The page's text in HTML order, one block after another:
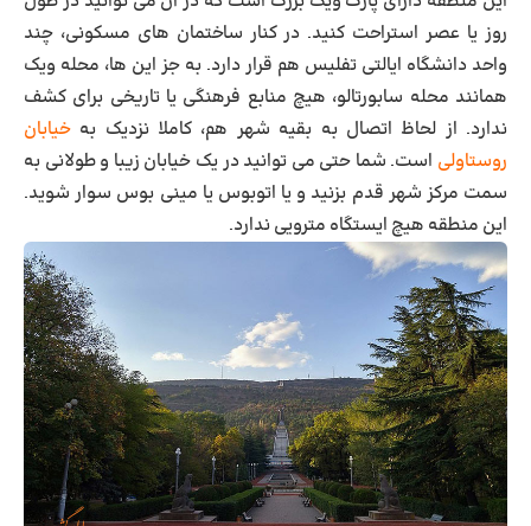
روز یا عصر استراحت کنید. در کنار ساختمان های مسکونی، چند
واحد دانشگاه ایالتی تفلیس هم قرار دارد. به جز این ها، محله ویک
همانند محله سابورتالو، هیچ منابع فرهنگی یا تاریخی برای کشف
ندارد. از لحاظ اتصال به بقیه شهر هم، کاملا نزدیک به خیابان
روستاولی است. شما حتی می توانید در یک خیابان زیبا و طولانی به
سمت مرکز شهر قدم بزنید و یا اتوبوس یا مینی بوس سوار شوید.
این منطقه هیچ ایستگاه مترویی ندارد.